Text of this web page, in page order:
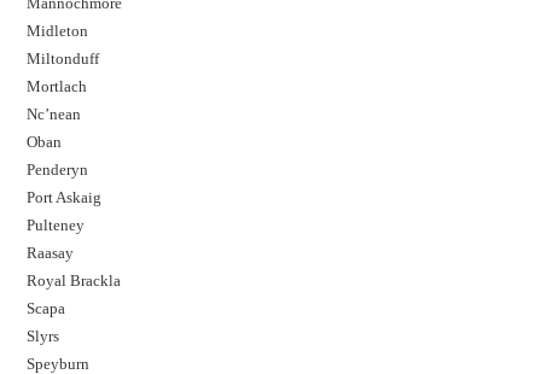
Midleton
Miltonduff
Mortlach
Nc’nean
Oban
Penderyn
Port Askaig
Pulteney
Raasay
Royal Brackla
Scapa
Slyrs
Speyburn